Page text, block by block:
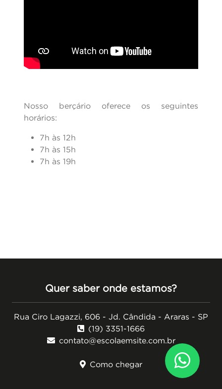
Nosso berçário oferece os seguintes
horários:
7h às 12h
7h às 15h
7h às 19h
Quer saber onde estamos?
Rua Ciro Lagazzi, 606 - Jd. Cândida - Araras - SP
(19) 3351-1666
contato@escolaemsite.com.br
Como chegar